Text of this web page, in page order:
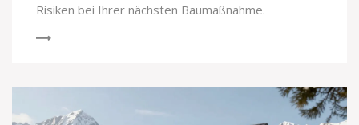
Risiken bei Ihrer nächsten Baumaßnahme.